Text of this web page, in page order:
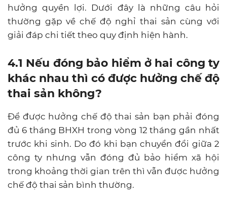
hưởng quyền lợi. Dưới đây là những câu hỏi
thường gặp về chế độ nghỉ thai sản cùng với
giải đáp chi tiết theo quy định hiện hành.
4.1 Nếu đóng bảo hiểm ở hai công ty
khác nhau thì có được hưởng chế độ
thai sản không?
Để được hưởng chế độ thai sản bạn phải đóng
đủ 6 tháng BHXH trong vòng 12 tháng gần nhất
trước khi sinh. Do đó khi bạn chuyển đổi giữa 2
công ty nhưng vẫn đóng đủ bảo hiểm xã hội
trong khoảng thời gian trên thì vẫn được hưởng
chế độ thai sản bình thường.